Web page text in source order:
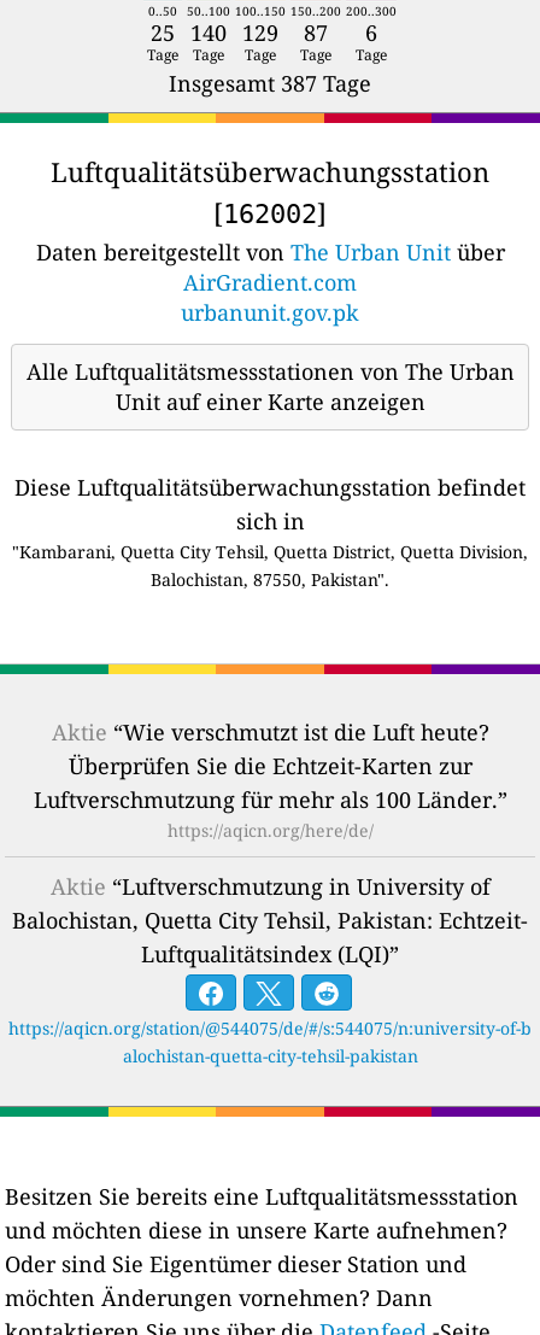
0..50 50..100 100..150 150..200 200..300
25 140 129 87 6
Tage Tage Tage Tage Tage
Insgesamt 387 Tage
Luftqualitätsüberwachungsstation
[162002]
Daten bereitgestellt von The Urban Unitüber
AirGradient.com
urbanunit.gov.pk
Alle Luftqualitätsmessstationen von The Urban
Unit auf einer Karte anzeigen
Diese Luftqualitätsüberwachungsstation befindet
sich in
"Kambarani, Quetta City Tehsil, Quetta District, Quetta Division,
Balochistan, 87550, Pakistan".
Aktie “Wie verschmutzt ist die Luft heute?
Überprüfen Sie die Echtzeit-Karten zur
Luftverschmutzung für mehr als 100 Länder.”
https://aqicn.org/here/de/
Aktie “Luftverschmutzung in University of
Balochistan, Quetta City Tehsil, Pakistan: Echtzeit-
Luftqualitätsindex (LQI)”
https://aqicn.org/station/@544075/de/#/s:544075/n:university-of-b
alochistan-quetta-city-tehsil-pakistan
Besitzen Sie bereits eine Luftqualitätsmessstation
und möchten diese in unsere Karte aufnehmen?
Oder sind Sie Eigentümer dieser Station und
möchten Änderungen vornehmen? Dann